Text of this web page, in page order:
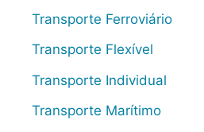
Transporte Ferroviário
Transporte Flexível
Transporte Individual
Transporte Marítimo